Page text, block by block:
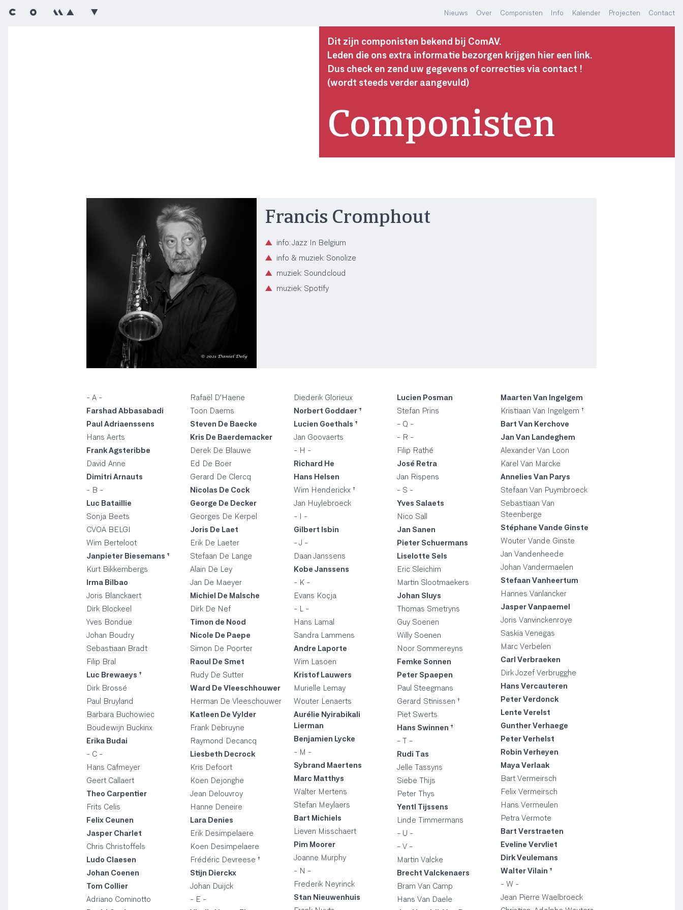
Nieuws Over Componisten Info Kalender Projecten Contact
Dit zijn componisten bekend bij ComAV.
Leden die ons extra informatie bezorgen krijgen hier een link.
Dus check en zend uw gegevens of correcties via contact !
(wordt steeds verder aangevuld)
Componisten
Francis Cromphout
▲ info: Jazz In Belgium
▲ info & muziek: Sonolize
▲ muziek: Soundcloud
▲ muziek: Spotify
- A -
Farshad Abbasabadi
Paul Adriaenssens
Hans Aerts
Frank Agsteribbe
David Anne
Dimitri Arnauts
- B -
Luc Bataillie
Sonja Beets
CVOA BELGI
Wim Berteloot
Janpieter Biesemans †
Kurt Bikkembergs
Irma Bilbao
Joris Blanckaert
Dirk Blockeel
Yves Bondue
Johan Boudry
Sebastiaan Bradt
Filip Bral
Luc Brewaeys †
Dirk Brossé
Paul Bruyland
Barbara Buchowiec
Boudewijn Buckinx
Erika Budai
- C -
Hans Cafmeyer
Geert Callaert
Theo Carpentier
Frits Celis
Felix Ceunen
Jasper Charlet
Chris Christoffels
Ludo Claesen
Johan Coenen
Tom Collier
Adriano Cominotto
Rafaël D'Haene
Toon Daems
Steven De Baecke
Kris De Baerdemacker
Derek De Blauwe
Ed De Boer
Gerard De Clercq
Nicolas De Cock
George De Decker
Georges De Kerpel
Joris De Laet
Erik De Laeter
Stefaan De Lange
Alain De Ley
Jan De Maeyer
Michiel De Malsche
Dirk De Nef
Timon de Nood
Nicole De Paepe
Simon De Poorter
Raoul De Smet
Rudy De Sutter
Ward De Vleeschhouwer
Herman De Vleeschouwer
Katleen De Vylder
Frank Debruyne
Raymond Decancq
Liesbeth Decrock
Kris Defoort
Koen Dejonghe
Jean Delouvroy
Hanne Deneire
Lara Denies
Erik Desimpelaere
Koen Desimpelaere
Frédéric Devreese †
Stijn Dierckx
Johan Duijck
- E -
Diederik Glorieux
Norbert Goddaer †
Lucien Goethals †
Jan Goovaerts
- H -
Richard He
Hans Helsen
Wim Henderickx †
Jan Huylebroeck
- I -
Gilbert Isbin
- J -
Daan Janssens
Kobe Janssens
- K -
Evans Koçja
- L -
Hans Lamal
Sandra Lammens
Andre Laporte
Wim Lasoen
Kristof Lauwers
Murielle Lemay
Wouter Lenaerts
Aurélie Nyirabikali
Lierman
Benjamien Lycke
- M -
Sybrand Maertens
Marc Matthys
Walter Mertens
Stefan Meylaers
Bart Michiels
Lieven Misschaert
Pim Moorer
Joanne Murphy
- N -
Frederik Neyrinck
Stan Nieuwenhuis
Lucien Posman
Stefan Prins
- Q -
- R -
Filip Rathé
José Retra
Jan Rispens
- S -
Yves Salaets
Nico Sall
Jan Sanen
Pieter Schuermans
Liselotte Sels
Eric Sleichim
Martin Slootmaekers
Johan Sluys
Thomas Smetryns
Guy Soenen
Willy Soenen
Noor Sommereyns
Femke Sonnen
Peter Spaepen
Paul Steegmans
Gerard Stinissen †
Piet Swerts
Hans Swinnen †
- T -
Rudi Tas
Jelle Tassyns
Siebe Thijs
Peter Thys
Yentl Tijssens
Linde Timmermans
- U -
- V -
Martin Valcke
Brecht Valckenaers
Bram Van Camp
Hans Van Daele
Maarten Van Ingelgem
Kristiaan Van Ingelgem †
Bart Van Kerchove
Jan Van Landeghem
Alexander Van Loon
Karel Van Marcke
Annelies Van Parys
Stefaan Van Puymbroeck
Sebastiaan Van
Steenberge
Stéphane Vande Ginste
Wouter Vande Ginste
Jan Vandenheede
Johan Vandermaelen
Stefaan Vanheertum
Hannes Vanlancker
Jasper Vanpaemel
Joris Vanvinckenroye
Saskia Venegas
Marc Verbelen
Carl Verbraeken
Dirk Jozef Verbrugghe
Hans Vercauteren
Peter Verdonck
Lente Verelst
Gunther Verhaege
Peter Verhelst
Robin Verheyen
Maya Verlaak
Bart Vermeirsch
Felix Vermeirsch
Hans Vermeulen
Petra Vermote
Bart Verstraeten
Eveline Vervliet
Dirk Veulemans
Walter Vilain †
- W -
Jean Pierre Waelbroeck